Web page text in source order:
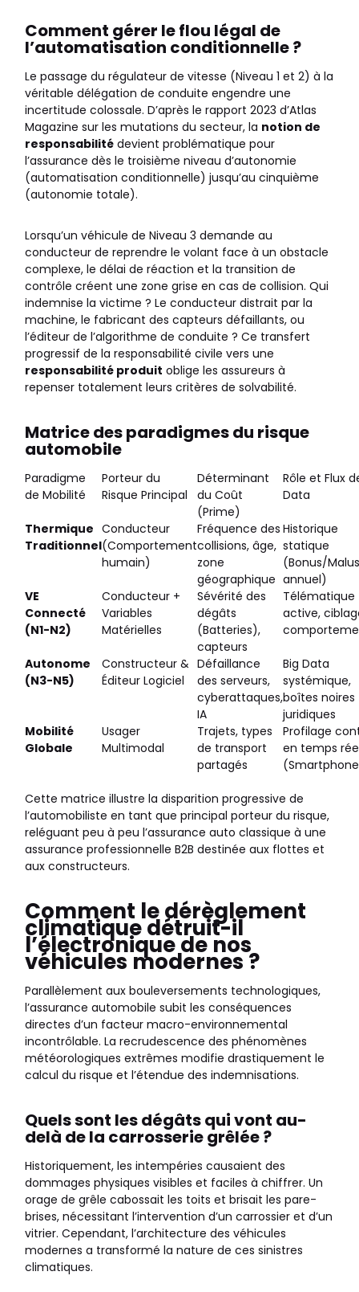
Comment gérer le flou légal de
l’automatisation conditionnelle ?
Le passage du régulateur de vitesse (Niveau 1 et 2) à la
véritable délégation de conduite engendre une
incertitude colossale. D’après le rapport 2023 d’Atlas
Magazine sur les mutations du secteur, la notion de
responsabilité devient problématique pour
l’assurance dès le troisième niveau d’autonomie
(automatisation conditionnelle) jusqu’au cinquième
(autonomie totale).
Lorsqu’un véhicule de Niveau 3 demande au
conducteur de reprendre le volant face à un obstacle
complexe, le délai de réaction et la transition de
contrôle créent une zone grise en cas de collision. Qui
indemnise la victime ? Le conducteur distrait par la
machine, le fabricant des capteurs défaillants, ou
l’éditeur de l’algorithme de conduite ? Ce transfert
progressif de la responsabilité civile vers une
responsabilité produit oblige les assureurs à
repenser totalement leurs critères de solvabilité.
Matrice des paradigmes du risque
automobile
Paradigme
de Mobilité
Porteur du
Risque Principal
Déterminant
du Coût
(Prime)
Rôle et Flux
Data
Thermique
Traditionnel
Conducteur
(Comportement
humain)
Fréquence des
collisions, âge,
zone
géographique
Historique
statique
(Bonus/
annuel)
VE
Connecté
(N1-N2)
Conducteur +
Variables
Matérielles
Sévérité des
dégâts
(Batteries),
capteurs
Télématique
active,
Autonome
(N3-N5)
Constructeur &
Éditeur Logiciel
Défaillance
des serveurs,
cyberattaques,
IA
Big Data
systémique,
boîtes noires
juridiques
Mobilité
Globale
Usager
Multimodal
Trajets, types
de transport
partagés
Profilage
en temps
Cette matrice illustre la disparition progressive de
l’automobiliste en tant que principal porteur du risque,
reléguant peu à peu l’assurance auto classique à une
assurance professionnelle B2B destinée aux flottes et
aux constructeurs.
Comment le dérèglement
climatique détruit-il
l’électronique de nos
véhicules modernes ?
Parallèlement aux bouleversements technologiques,
l’assurance automobile subit les conséquences
directes d’un facteur macro-environnemental
incontrôlable. La recrudescence des phénomènes
météorologiques extrêmes modifie drastiquement le
calcul du risque et l’étendue des indemnisations.
Quels sont les dégâts qui vont au-
delà de la carrosserie grêlée ?
Historiquement, les intempéries causaient des
dommages physiques visibles et faciles à chiffrer. Un
orage de grêle cabossait les toits et brisait les pare-
brises, nécessitant l’intervention d’un carrossier et d’un
vitrier. Cependant, l’architecture des véhicules
modernes a transformé la nature de ces sinistres
climatiques.